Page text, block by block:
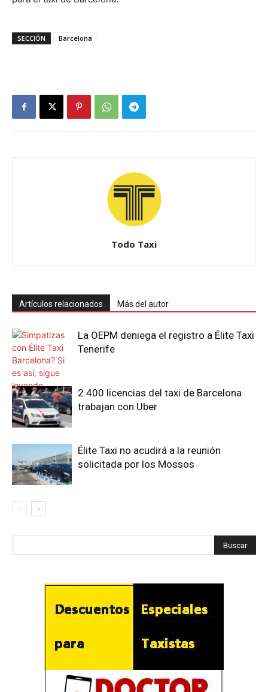
SECCIÓN Barcelona
Todo Taxi
Artículos relacionados Más del autor
La OEPM deniega el registro a Élite Taxi
Tenerife
2.400 licencias del taxi de Barcelona
trabajan con Uber
Élite Taxi no acudirá a la reunión
solicitada por los Mossos